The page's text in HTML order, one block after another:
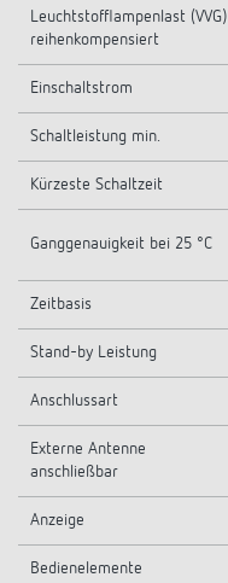
Leuchtstofflampenlast (VVG)
reihenkompensiert
Einschaltstrom
Schaltleistung min.
Kürzeste Schaltzeit
Ganggenauigkeit bei 25 °C
Zeitbasis
Stand-by Leistung
Anschlussart
Externe Antenne
anschließbar
Anzeige
Bedienelemente